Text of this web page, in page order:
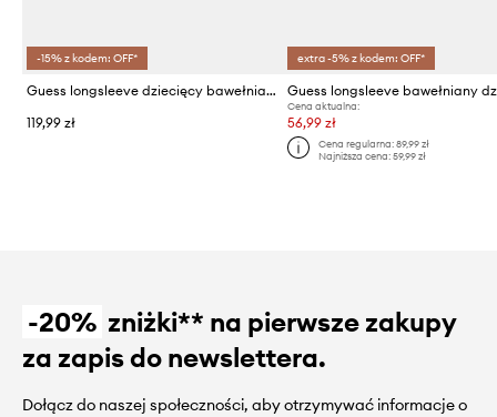
-15% z kodem: OFF*
Guess longsleeve dziecięcy bawełniany
119,99 zł
extra -5% z kodem: OFF*
Cena aktualna:
56,99 zł
Cena regularna: 89,99 zł
Najniższa cena: 59,99 zł
-20% zniżki** na pierwsze zakupy
za zapis do newslettera.
Dołącz do naszej społeczności, aby otrzymywać informacje o